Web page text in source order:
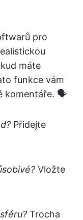
pro
máte
funkce vám
komentáře. 🗣️
Přidejte
Vložte
Trocha